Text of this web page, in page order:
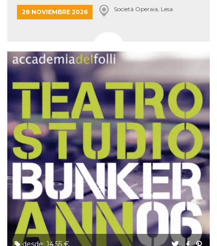
28 NOVIEMBRE 2026 Società Operaia, Lesa
desde: 14,55 €